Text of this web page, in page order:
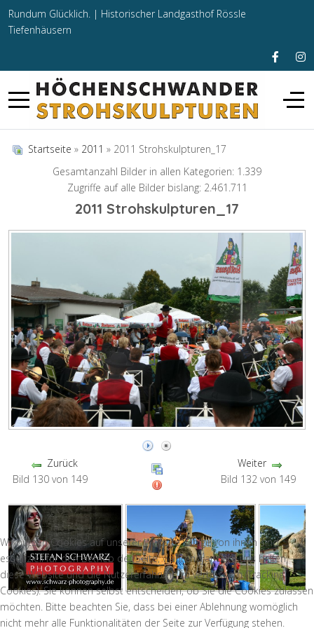
Rundum Glücklich. | Historischer Landgasthof Rössle
Tiefenhäusern
Startseite » 2011 » 2011 Strohskulpturen_17
Gesamtanzahl Bilder in allen Kategorien: 1.339
Zugriffe auf alle Bilder bislang: 2.461.711
2011 Strohskulpturen_17
Zurück
Bild 130 von 149
Weiter
Bild 132 von 149
Wir nutzen Cookies auf unserer Website. Einige von ihnen sind
essenziell für den Betrieb der Seite, während andere uns helfen,
diese Website und die Nutzererfahrung zu verbessern (Tracking
Cookies). Sie können selbst entscheiden, ob Sie die Cookies zulassen
möchten. Bitte beachten Sie, dass bei einer Ablehnung womöglich
nicht mehr alle Funktionalitäten der Seite zur Verfügung stehen.